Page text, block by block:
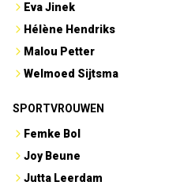
Eva Jinek
Hélène Hendriks
Malou Petter
Welmoed Sijtsma
SPORTVROUWEN
Femke Bol
Joy Beune
Jutta Leerdam